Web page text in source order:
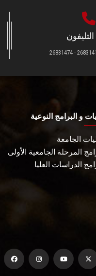
و البرامج النوعية
الجامعة
المرحلة الجامعية الأولى
الدراسات العليا